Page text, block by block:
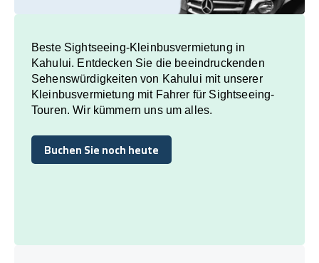
Beste Sightseeing-Kleinbusvermietung in
Kahului. Entdecken Sie die beeindruckenden
Sehenswürdigkeiten von Kahului mit unserer
Kleinbusvermietung mit Fahrer für Sightseeing-
Touren. Wir kümmern uns um alles.
Buchen Sie noch heute
Buchen Sie noch heute